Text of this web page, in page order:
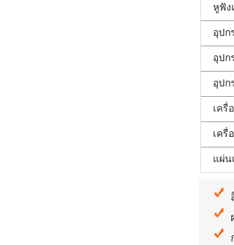
หูฟัง
อุปก
อุปก
อุปก
เครื่
เครื่
แผ่น